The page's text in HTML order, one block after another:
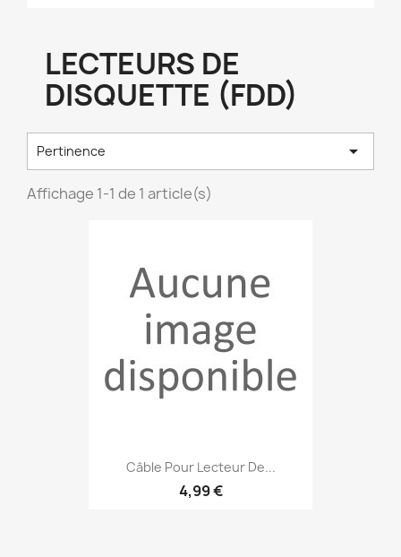
LECTEURS DE
DISQUETTE (FDD)
Pertinence 
Affichage 1-1 de 1 article(s)
Câble Pour Lecteur De...
4,99 €